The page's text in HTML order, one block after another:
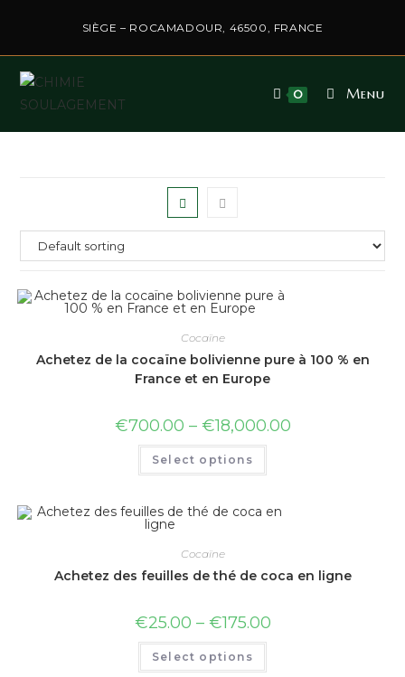
SIÈGE – ROCAMADOUR, 46500, FRANCE
0 Menu
Cocaïne
Achetez de la cocaïne bolivienne pure à 100 % en
France et en Europe
€700.00 – €18,000.00
Select options
Cocaïne
Achetez des feuilles de thé de coca en ligne
€25.00 – €175.00
Select options